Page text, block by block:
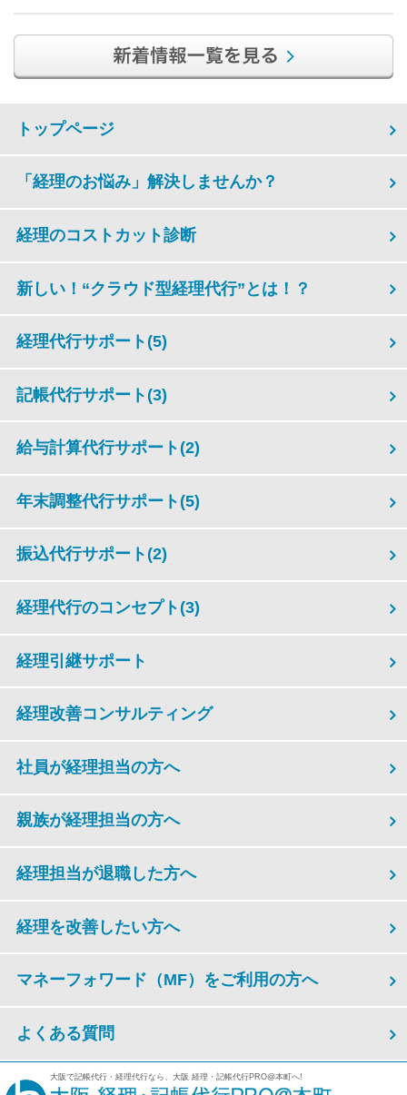
トップページ
「経理のお悩み」解決しませんか？
経理のコストカット診断
新しい！“クラウド型経理代行”とは！？
経理代行サポート (5)
記帳代行サポート (3)
給与計算代行サポート (2)
年末調整代行サポート (5)
振込代行サポート (2)
経理代行のコンセプト (3)
経理引継サポート
経理改善コンサルティング
社員が経理担当の方へ
親族が経理担当の方へ
経理担当が退職した方へ
経理を改善したい方へ
マネーフォワード（MF）をご利用の方へ
よくある質問
大阪で記帳代行・経理代行なら、大阪 経理・記帳代行PRO@本町へ!